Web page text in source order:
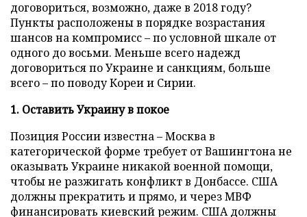
договориться, возможно, даже в 2018 году?
Пункты расположены в порядке возрастания
шансов на компромисс – по условной шкале от
одного до восьми. Меньше всего надежд
договориться по Украине и санкциям, больше
всего – по поводу Кореи и Сирии.
1. Оставить Украину в покое
Позиция России известна – Москва в
категорической форме требует от Вашингтона не
оказывать Украине никакой военной помощи,
чтобы не разжигать конфликт в Донбассе. США
должны прекратить и прямо, и через МВФ
финансировать киевский режим. США должны